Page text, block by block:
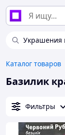
Украшения
Каталог товаров
Базилик
Фильтры